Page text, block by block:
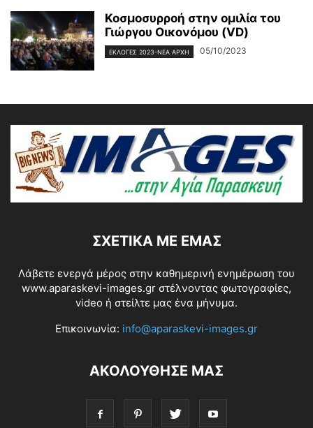
Κοσμοσυρροή στην ομιλία του
Γιώργου Οικονόμου (VD)
ΕΚΛΟΓΕΣ 2023-ΝΕΑ ΑΡΧΗ 05/10/2023
ΣΧΕΤΙΚΆ ΜΕ ΕΜΆΣ
Λάβετε ενεργά μέρος στην καθημερινή ενημέρωση του
www.aparaskevi-images.gr στέλνοντας φωτογραφίες,
video ή στείλτε μας ένα μήνυμα.
Επικοινωνία: info@aparaskevi-images.gr
ΑΚΟΛΟΥΘΗΣΕ ΜΑΣ